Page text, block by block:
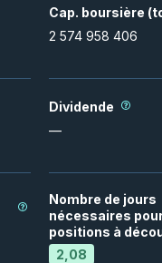
Cap. boursière
2 574 958 406
Dividende
—
Nombre de jours
nécessaires
positions à
2,08